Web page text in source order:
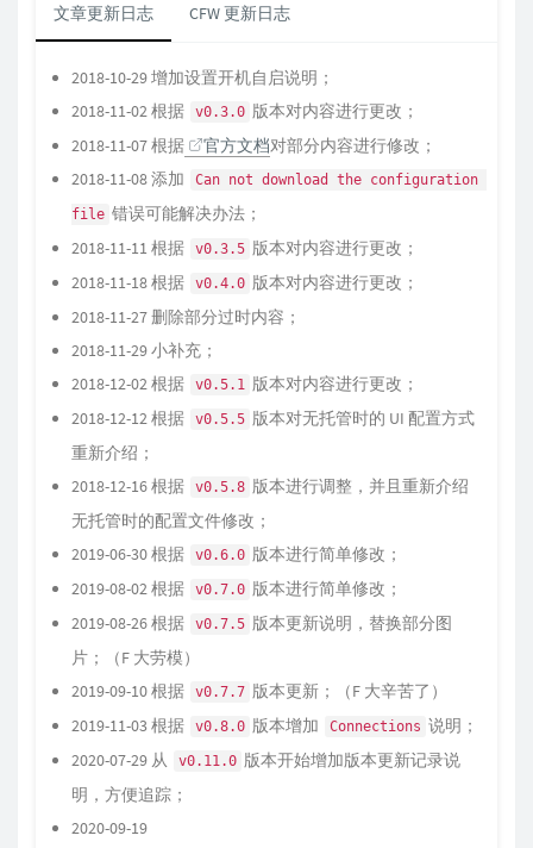
文章更新日志 CFW 更新日志
2018-10-29 增加设置开机自启说明；
2018-11-02 根据
v0.3.0 版本对内容进行更改；
2018-11-07 根据
官方文档对部分内容进行修改；
2018-11-08 添加
Can not download the configuration
file 错误可能解决办法；
2018-11-11 根据
v0.3.5 版本对内容进行更改；
2018-11-18 根据
v0.4.0 版本对内容进行更改；
2018-11-27 删除部分过时内容；
2018-11-29 小补充；
2018-12-02 根据
v0.5.1
版本对内容进行更改；
2018-12-12 根据
v0.5.5 版本对无托管时的 UI 配置方式
重新介绍；
2018-12-16 根据
v0.5.8 版本进行调整，并且重新介绍
无托管时的配置文件修改；
2019-06-30 根据
v0.6.0 版本进行简单修改；
2019-08-02 根据
v0.7.0 版本进行简单修改；
2019-08-26 根据
v0.7.5 版本更新说明，替换部分图
片；（F 大劳模）
2019-09-10 根据
v0.7.7 版本更新；（F 大辛苦了）
2019-11-03 根据
v0.8.0 版本增加 Connections 说明；
2020-07-29 从
v0.11.0 版本开始增加版本更新记录说
明，方便追踪；
2020-09-19